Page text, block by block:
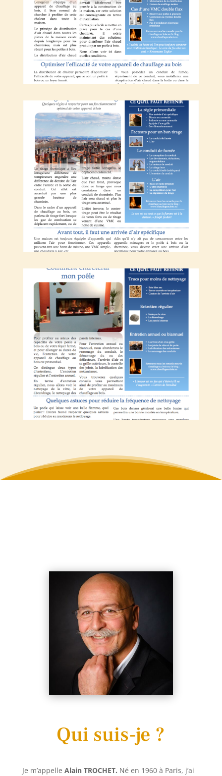
Les règles pour un bon tirage
Comment entretenir mon poêle
Qui suis-je ?
Je m’appelle Alain TROCHET. Né en 1960 à Paris, j’ai